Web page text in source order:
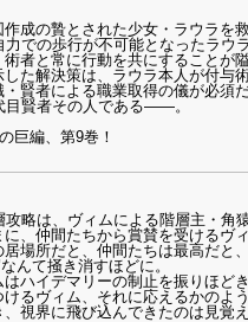
作成の贄とされた少女・ラウラ
での歩行が不可能となったラウ
者と常に行動を共にすることが
た解決策は、ラウラ本人が付与
賢者による職業取得の儀が必須だ
目賢者その人である――。
巨編、第9巻！
攻略は、ヴィムによる階層主・角
、仲間たちから賞賛を受けるヴィ
居場所だと、仲間たちは最高だと
んて掻き消すほどに。
ハイデマリーの制止を振りほど
るヴィム、それに応えるかのよ
視界に飛び込んできたのは見覚